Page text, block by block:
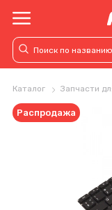
Каталог Запчасти
Распродажа